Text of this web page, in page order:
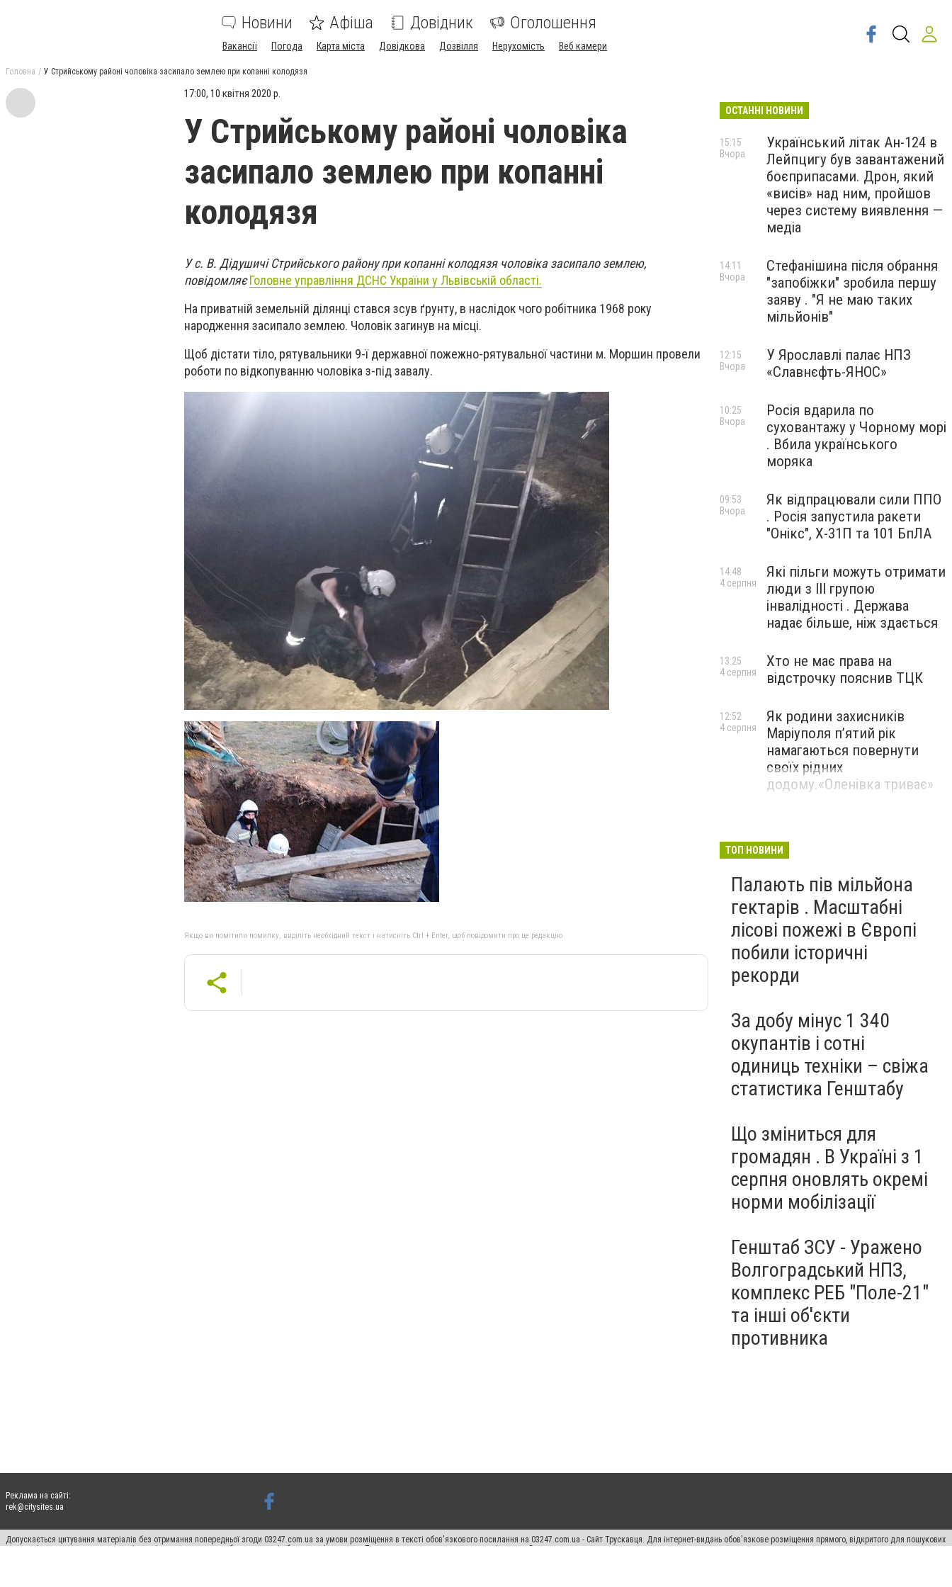
Новини Афіша Довідник Оголошення
Вакансії Погода Карта міста Довідкова Дозвілля Нерухомість Веб камери
Головна У Стрийському районі чоловіка засипало землею при копанні колодязя
17:00, 10 квітня 2020 р.
У Стрийському районі чоловіка
засипало землею при копанні
колодязя
У с. В. Дідушичі Стрийського району при копанні колодязя чоловіка засипало землею,
повідомляєГоловне управління ДСНС України у Львівській області.
На приватній земельній ділянці стався зсув ґрунту, в наслідок чого робітника 1968 року
народження засипало землею. Чоловік загинув на місці.
Щоб дістати тіло, рятувальники 9-ї державної пожежно-рятувальної частини м. Моршин провели
роботи по відкопуванню чоловіка з-під завалу.
Якщо ви помітили помилку, виділіть необхідний текст і натисніть Ctrl + Enter, щоб повідомити про це редакцію
ОСТАННІ НОВИНИ
Український літак Ан-124 в
Лейпцигу був завантажений
боєприпасами. Дрон, який
«висів» над ним, пройшов
через систему виявлення —
медіа
15:15
Вчора
Стефанішина після обрання
"запобіжки" зробила першу
заяву . "Я не маю таких
мільйонів"
14:11
Вчора
У Ярославлі палає НПЗ
«Славнєфть-ЯНОС»
12:15
Вчора
Росія вдарила по
суховантажу у Чорному морі
. Вбила українського
моряка
10:25
Вчора
Як відпрацювали сили ППО
. Росія запустила ракети
"Онікс", Х-31П та 101 БпЛА
09:53
Вчора
Які пільги можуть отримати
люди з III групою
інвалідності . Держава
надає більше, ніж здається
14:48
4 серпня
Хто не має права на
відстрочку пояснив ТЦК
13:25
4 серпня
Як родини захисників
Маріуполя пʼятий рік
намагаються повернути
своїх рідних
додому.«Оленівка триває»
12:52
4 серпня
ТОП НОВИНИ
Палають пів мільйона
гектарів . Масштабні
лісові пожежі в Європі
побили історичні
рекорди
За добу мінус 1 340
окупантів і сотні
одиниць техніки – свіжа
статистика Генштабу
Що зміниться для
громадян . В Україні з 1
серпня оновлять окремі
норми мобілізації
Генштаб ЗСУ - Уражено
Волгоградський НПЗ,
комплекс РЕБ "Поле-21"
та інші об'єкти
противника
Реклама на сайті:
rek@citysites.ua
Допускається цитування матеріалів без отримання попередньої згоди 03247.com.ua за умови розміщення в тексті обов'язкового посилання на 03247.com.ua - Сайт Трускавця. Для інтернет-видань обов'язкове розміщення прямого, відкритого для пошукових
систем гіперпосилання на цитовані статті не нижче другого абзацу в тексті або в якості джерела. Порушення виняткових прав переслідується Законом.